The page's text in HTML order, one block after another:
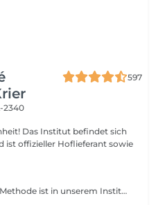
597
2340
sich
ist offizieller Hoflieferant sowie
Zuckerhaarentfernung Diese Methode ist in unserem Institut sehr beliebt geworden. Die Zuckerpaste ist 100% natürlich. Sie basiert auf tausendjährigen Rezepten aus dem Nahen Osten und enthält ausschließlich Wasser und Zucker ohne chemische, aromatische oder färbende Substanzen. Die Paste ist hypoallergen und verursacht keine Hautreizungen. Sie gilt für alle Bereiche. Die Paste wird in das Follikel massiert, umhüllt die Haare, umgibt sie und schmiert sie. Die Extraktion erfolgt in natürlicher Haarwuchsrichtung. Es gibt keine gebrochenen Haare mehr im Follikel. Diese Technik verursacht keine Rötung oder Reizung der Haut. Ein nicht zu vernachlässigender Vorteil ist die Tatsache, dass Sie keine bestimmte Haarlänge haben müssen, da der Zucker anders als beim Wachs sehr kurze Haare effektiv entfernt. Wir empfehlen diese Methode auch Teenagern beim ersten Depilieren und bei Menschen, die eine vollständige Körperhaarentfernung wünschen, da sie viel weniger schmerzhaft ist als Wachsen.